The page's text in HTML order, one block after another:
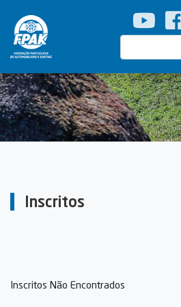
para
o
Pesquisar
Inscritos
Inscritos Não Encontrados